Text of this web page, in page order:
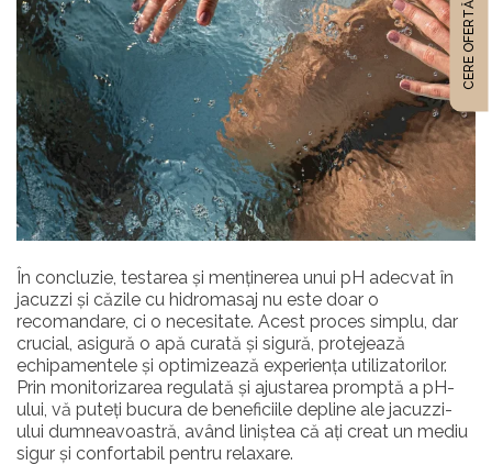
În concluzie, testarea și menținerea unui pH adecvat în
jacuzzi și căzile cu hidromasaj nu este doar o
recomandare, ci o necesitate. Acest proces simplu, dar
crucial, asigură o apă curată și sigură, protejează
echipamentele și optimizează experiența utilizatorilor.
Prin monitorizarea regulată și ajustarea promptă a pH-
ului, vă puteți bucura de beneficiile depline ale jacuzzi-
ului dumneavoastră, având liniștea că ați creat un mediu
sigur și confortabil pentru relaxare.
CERE OFERTĂ